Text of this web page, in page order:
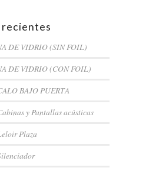
recientes
DE VIDRIO (SIN FOIL)
DE VIDRIO (CON FOIL)
BAJO PUERTA
y Pantallas acústicas
Plaza